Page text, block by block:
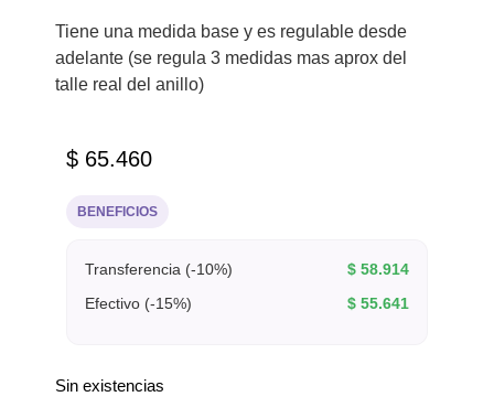
Tiene una medida base y es regulable desde
adelante (se regula 3 medidas mas aprox del
talle real del anillo)
$ 65.460
BENEFICIOS
Transferencia (-10%) $ 58.914
Efectivo (-15%)
$ 55.641
Sin existencias